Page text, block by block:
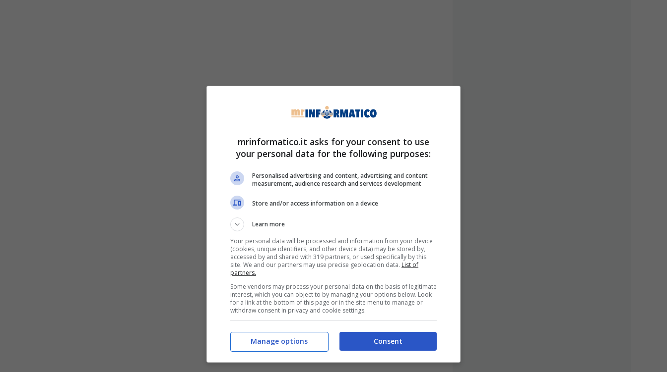
mrinformatico.it asks for your consent to use
your personal data for the following purposes:
Personalised advertising and content, advertising and content
measurement, audience research and services development
Store and/or access information on a device
Learn more
Your personal data will be processed and information from your device
(cookies, unique identifiers, and other device data) may be stored by,
accessed by and shared with 319 partners, or used specifically by this
site. We and our partners may use precise geolocation data. List of
partners.
Some vendors may process your personal data on the basis of legitimate
interest, which you can object to by managing your options below. Look
for a link at the bottom of this page or in the site menu to manage or
withdraw consent in privacy and cookie settings.
Consent
Manage options